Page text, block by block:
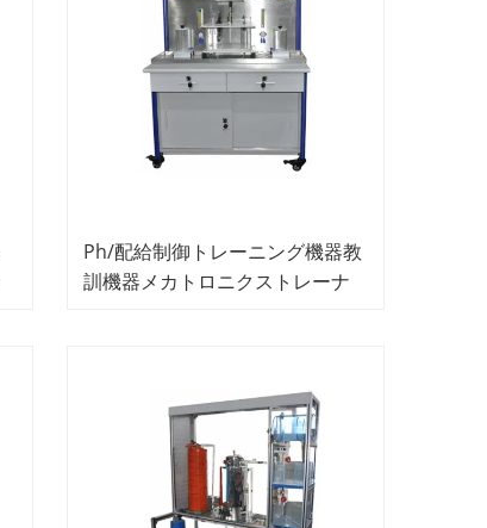
Ph/配給制御トレーニング機器教
訓機器メカトロニクストレーナ